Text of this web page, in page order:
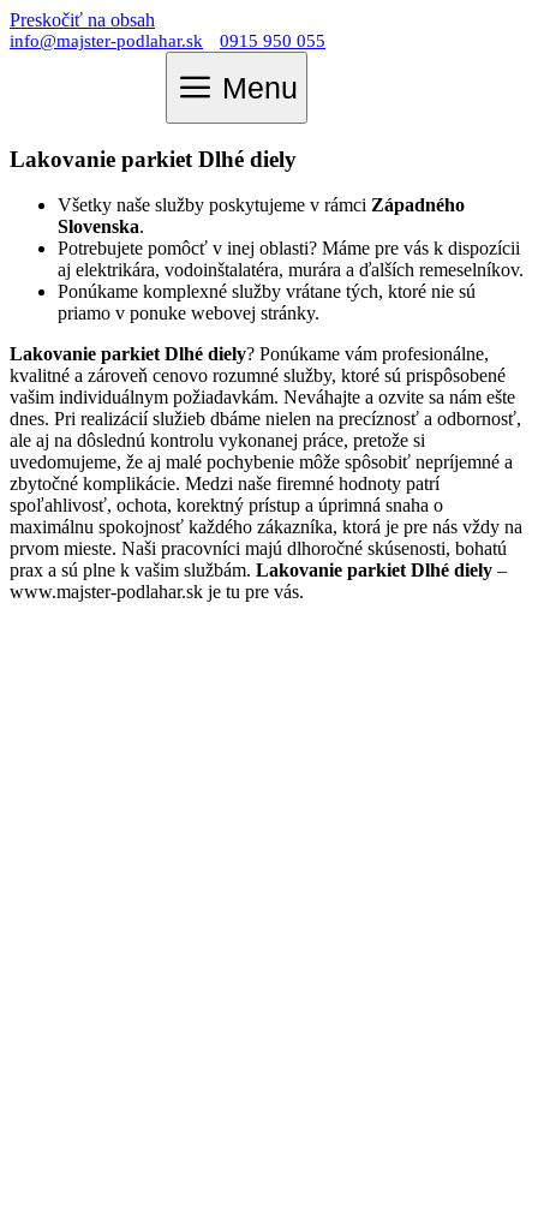
Preskočiť na obsah
info@majster-podlahar.sk 0915 950 055
Menu
Lakovanie parkiet Dlhé diely
Všetky naše služby poskytujeme v rámci Západného
Slovenska.
Potrebujete pomôcť v inej oblasti? Máme pre vás k dispozícii
aj elektrikára, vodoinštalatéra, murára a ďalších remeselníkov.
Ponúkame komplexné služby vrátane tých, ktoré nie sú
priamo v ponuke webovej stránky.
Lakovanie parkiet Dlhé diely? Ponúkame vám profesionálne,
kvalitné a zároveň cenovo rozumné služby, ktoré sú prispôsobené
vašim individuálnym požiadavkám. Neváhajte a ozvite sa nám ešte
dnes. Pri realizácií služieb dbáme nielen na precíznosť a odbornosť,
ale aj na dôslednú kontrolu vykonanej práce, pretože si
uvedomujeme, že aj malé pochybenie môže spôsobiť nepríjemné a
zbytočné komplikácie. Medzi naše firemné hodnoty patrí
spoľahlivosť, ochota, korektný prístup a úprimná snaha o
maximálnu spokojnosť každého zákazníka, ktorá je pre nás vždy na
prvom mieste. Naši pracovníci majú dlhoročné skúsenosti, bohatú
prax a sú plne k vašim službám. Lakovanie parkiet Dlhé diely –
www.majster-podlahar.sk je tu pre vás.